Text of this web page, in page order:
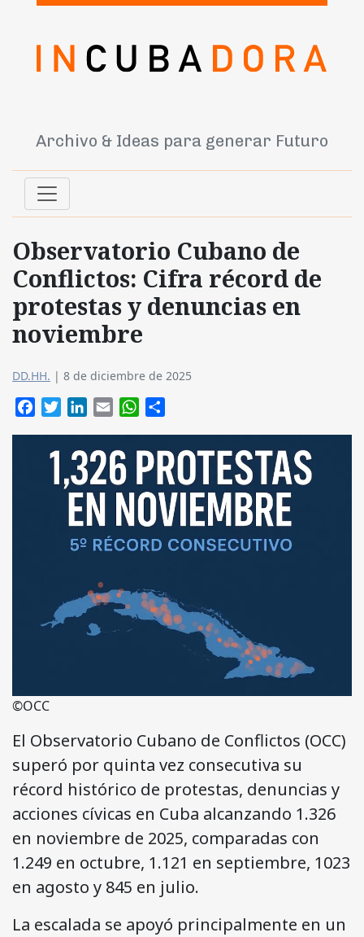
Archivo & Ideas para generar Futuro
Observatorio Cubano de
Conflictos: Cifra récord de
protestas y denuncias en
noviembre
DD.HH. | 8 de diciembre de 2025
FacebookTwitterLinkedIn
Email WhatsApp
©OCC
El Observatorio Cubano de Conflictos (OCC)
superó por quinta vez consecutiva su
récord histórico de protestas, denuncias y
acciones cívicas en Cuba alcanzando 1.326
en noviembre de 2025, comparadas con
1.249 en octubre, 1.121 en septiembre, 1023
en agosto y 845 en julio.
La escalada se apoyó principalmente en un